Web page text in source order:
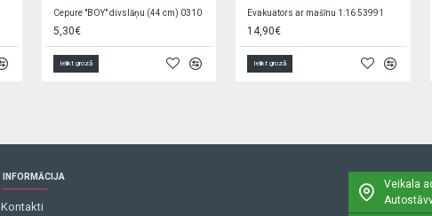
Boksa komplekts ar cimdiem KX6178
11,50€
Ielikt grozā
Spēle BILJARDS 36x21x3 cm H7503
4,60€
Ielikt grozā
INFORMĀCIJA
Kontakti
Veikala